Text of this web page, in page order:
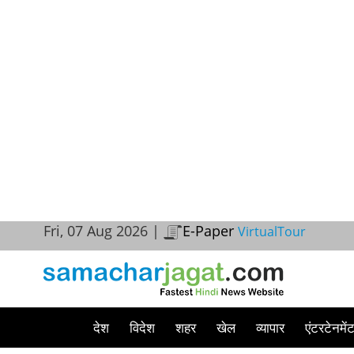
Fri, 07 Aug 2026 | E-Paper VirtualTour
देश विदेश शहर खेल व्यापार एंटरटेनमेंट